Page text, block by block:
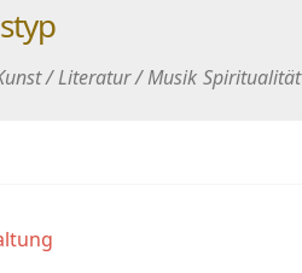
/ Literatur / Musik Spiritualität